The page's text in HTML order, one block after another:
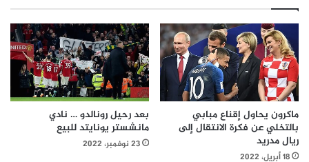
ماكرون يحاول إقناع مبابي
بالتخلي عن فكرة الانتقال إلى
ريال مدريد
18 أبريل، 2022
بعد رحيل رونالدو … نادي
مانشستر يونايتد للبيع
23 نوفمبر، 2022